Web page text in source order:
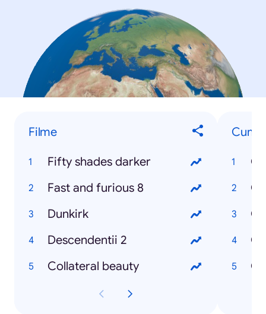
Filme
Fifty shades darker
Fast and furious 8
Dunkirk
Descendentii 2
Collateral beauty